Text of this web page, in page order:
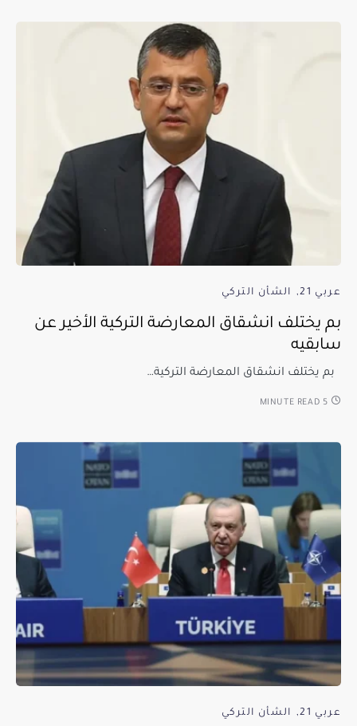
عربي 21 الشأن التركي
بم يختلف انشقاق المعارضة التركية الأخير عن
سابقيه
بم يختلف انشقاق المعارضة التركية…
5 MINUTE READ
عربي 21 الشأن التركي